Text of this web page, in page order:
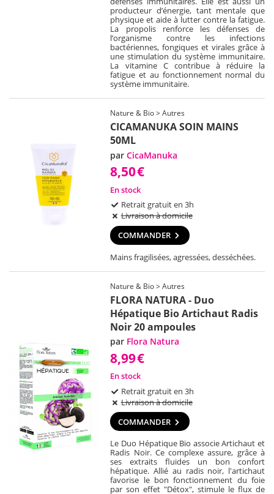
producteur d’énergie, tant mentale que
physique et aide à lutter contre la fatigue.
La propolis renforce les défenses de
l’organisme contre les infections
bactériennes, fongiques et virales grâce à
une stimulation du système immunitaire.
La vitamine C contribue à réduire la
fatigue et au fonctionnement normal du
système immunitaire.
Nature & Bio > Autres
CICAMANUKA SOIN MAINS
50ML
parCicaManuka
8,50€
En stock
Retrait gratuit en 3h
Livraison à domicile
COMMANDER
Mains fragilisées, agressées, desséchées.
Nature & Bio > Autres
FLORA NATURA - Duo
Hépatique Bio Artichaut Radis
Noir 20 ampoules
par Flora Natura
8,99€
En stock
Retrait gratuit en 3h
Livraison à domicile
COMMANDER
Le Duo Hépatique Bio associe Artichaut et
Radis Noir. Ce complexe assure, grâce à
ses extraits fluides un bon confort
hépatique. Allié au radis noir, l'artichaut
favorise le bon fonctionnement du foie
par son effet "Détox", stimule le flux de